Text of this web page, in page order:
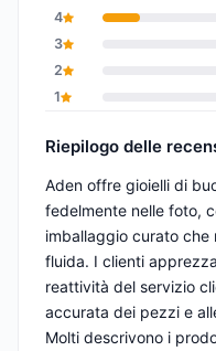
4
3
2
1
Riepilogo delle
Aden offre gioielli di
fedelmente nelle foto,
imballaggio curato che
fluida. I clienti
reattività del servizio
accurata dei pezzi e
Molti descrivono i